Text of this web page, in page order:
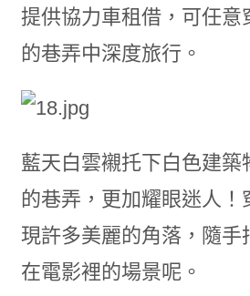
提供協力車租借，可任意
的巷弄中深度旅行。
藍天白雲襯托下白色建築
的巷弄，更加耀眼迷人！
現許多美麗的角落，隨手
在電影裡的場景呢。